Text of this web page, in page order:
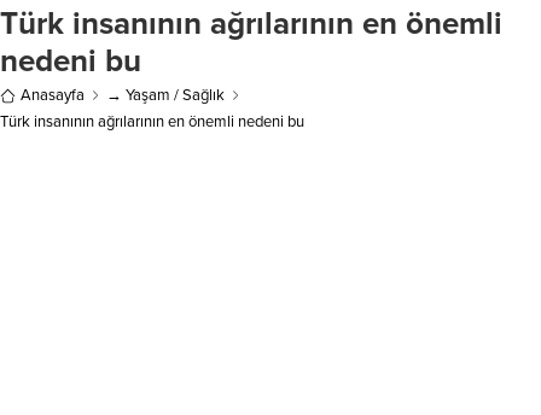
Türk insanının ağrılarının en önemli
nedeni bu
Anasayfa
→ Yaşam / Sağlık
Türk insanının ağrılarının en önemli nedeni bu